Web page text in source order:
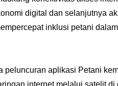
digital dan selanjutnya
inklusi petani
peluncuran aplikasi Petani